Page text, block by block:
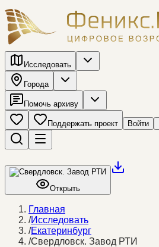
Исследовать
Города
Помочь архиву
Поддержать проект Войти
Открыть
Главная
/Исследовать
/Екатеринбург
/Свердловск. Завод РТИ